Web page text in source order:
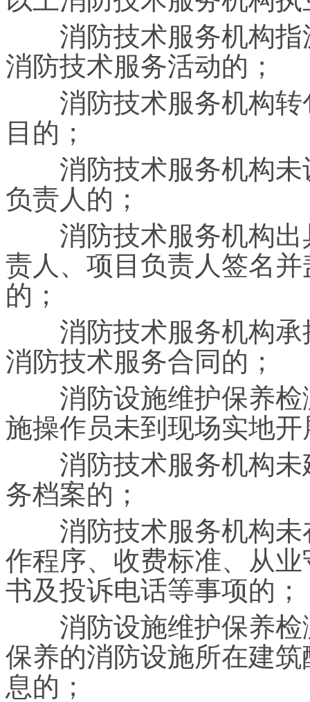
消防技术服务机构指
消防技术服务活动的；
消防技术服务机构转
目的；
消防技术服务机构未
负责人的；
消防技术服务机构出
责人、项目负责人签名
的；
消防技术服务机构承
消防技术服务合同的；
消防设施维护保养检
施操作员未到现场实地
消防技术服务机构未
务档案的；
消防技术服务机构未
作程序、收费标准、从
书及投诉电话等事项的；
消防设施维护保养检
保养的消防设施所在建
息的；